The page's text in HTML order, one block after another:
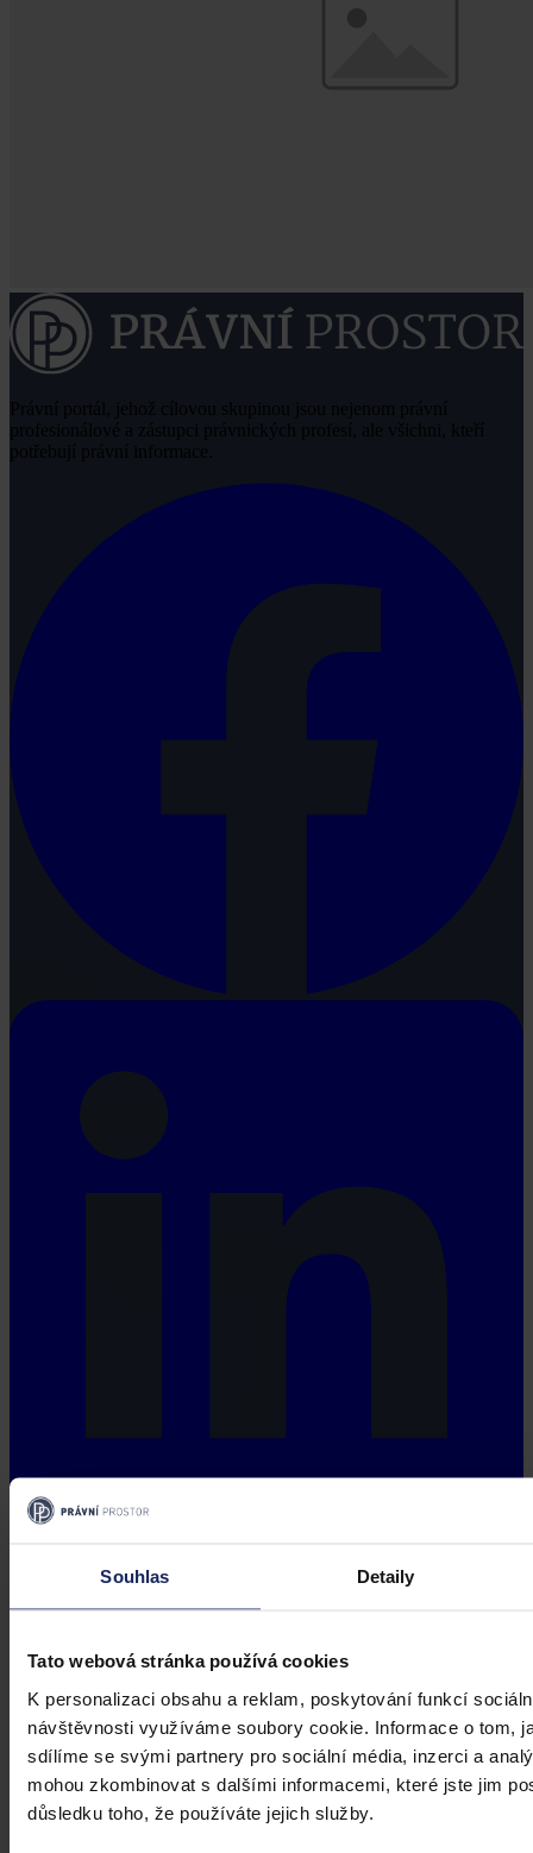
Souhlas Detaily
Tato webová stránka používá cookies
K personalizaci obsahu a reklam, poskytování funkcí
návštěvnosti využíváme soubory cookie. Informace o tom,
sdílíme se svými partnery pro sociální média, inzerci a
mohou zkombinovat s dalšími informacemi, které jste jim
důsledku toho, že používáte jejich služby.